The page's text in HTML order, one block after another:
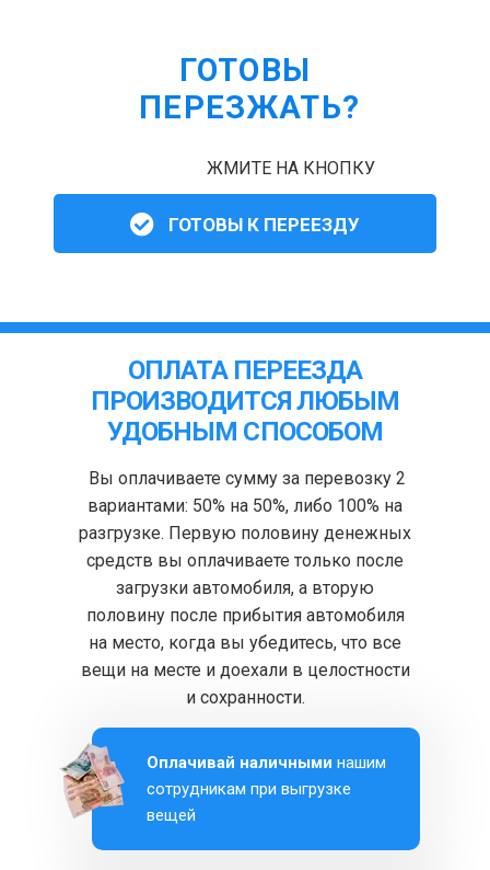
ГОТОВЫ
ПЕРЕЗЖАТЬ?
ЖМИТЕ НА КНОПКУ
ГОТОВЫ К ПЕРЕЕЗДУ
ОПЛАТА ПЕРЕЕЗДА
ПРОИЗВОДИТСЯ ЛЮБЫМ
УДОБНЫМ СПОСОБОМ
Вы оплачиваете сумму за перевозку 2
вариантами: 50% на 50%, либо 100% на
разгрузке. Первую половину денежных
средств вы оплачиваете только после
загрузки автомобиля, а вторую
половину после прибытия автомобиля
на место, когда вы убедитесь, что все
вещи на месте и доехали в целостности
и сохранности.
Оплачивай наличными нашим
сотрудникам при выгрузке
вещей